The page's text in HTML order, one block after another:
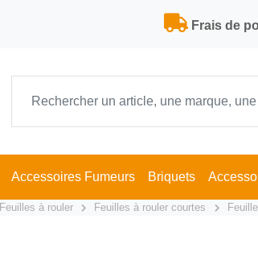
Frais de
Accessoires Fumeurs Briquets
Feuilles à rouler Feuilles à rouler courtes